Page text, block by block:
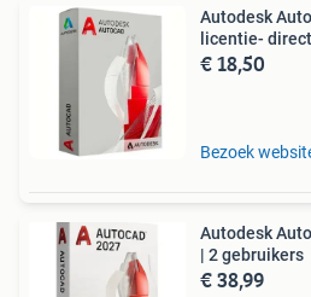
Autodesk
licentie-
€ 18,50
Bezoek
Autodesk
| 2 gebruikers
€ 38,99